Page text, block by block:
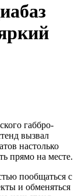
габбро-
вызвал
настолько
прямо на месте.
пообщаться с
и обменяться